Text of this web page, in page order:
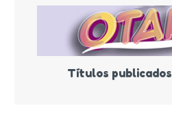
Títulos publicados